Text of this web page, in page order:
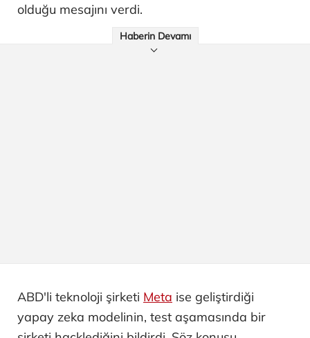
olduğu mesajını verdi.
Haberin Devamı
ABD'li teknoloji şirketi Meta ise geliştirdiği
yapay zeka modelinin, test aşamasında bir